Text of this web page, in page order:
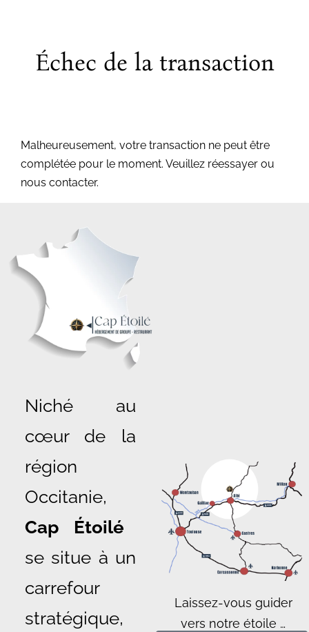
Échec de la transaction
Malheureusement, votre transaction ne peut être
complétée pour le moment. Veuillez réessayer ou
nous contacter.
Niché au
cœur de la
région
Occitanie,
Cap Étoilé
se situe à un
carrefour
stratégique,
Laissez-vous guider
vers notre étoile …